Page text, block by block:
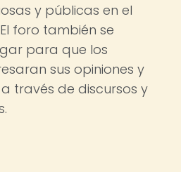
y públicas en el
foro también se
para que los
sus opiniones y
través de discursos y